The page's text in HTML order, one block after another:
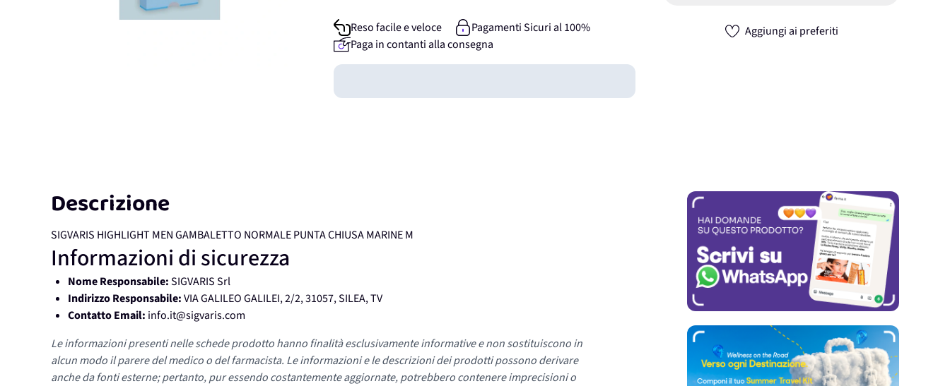
Aggiungi ai preferiti
Reso facile e veloce
Pagamenti Sicuri al 100%
Paga in contanti alla consegna
Guadagna
Descrizione
SIGVARIS HIGHLIGHT MEN GAMBALETTO NORMALE PUNTA CHIUSA MARINE M
Informazioni di sicurezza
Nome Responsabile:SIGVARIS Srl
Indirizzo Responsabile:VIA GALILEO GALILEI, 2/2, 31057, SILEA, TV
Contatto Email: info.it@sigvaris.com
Le informazioni presenti nelle schede prodotto hanno finalità esclusivamente informative e non sostituiscono in
alcun modo il parere del medico o del farmacista. Le informazioni e le descrizioni dei prodotti possono derivare
anche da fonti esterne; pertanto, pur essendo costantemente aggiornate, potrebbero contenere imprecisioni o